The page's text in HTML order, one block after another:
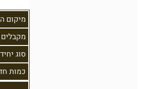
מיקום
סוג
כמות